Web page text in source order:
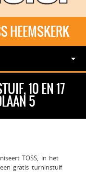
HEEMSKERK
10 EN 17
5
TOSS, in het
gratis turninstuif